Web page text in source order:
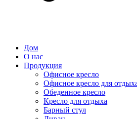
Дом
О нас
Продукция
Офисное кресло
Офисное кресло для
Обеденное кресло
Кресло для отдыха
Барный стул